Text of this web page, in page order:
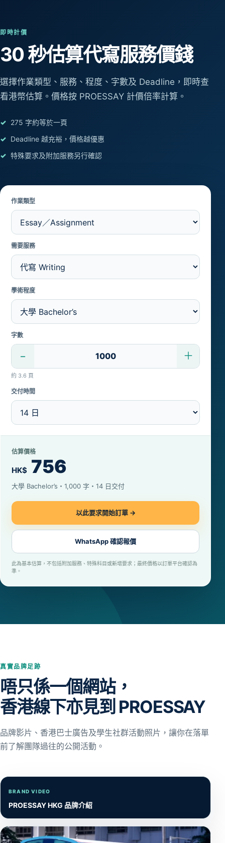
即時計價
30 秒估算代寫服務價錢
選擇作業類型、服務、程度、字數及 Deadline，即時查
看港幣估算。價格按 PROESSAY 計價倍率計算。
275 字約等於一頁
Deadline 越充裕，價格越優惠
特殊要求及附加服務另行確認
作業類型
需要服務
學術程度
字數
− ＋
約 3.6 頁
交付時間
估算價格
HK$ 756
大學 Bachelor’s・1,000 字・14 日交付
以此要求開始訂單 →
WhatsApp 確認報價
此為基本估算，不包括附加服務、特殊科目或新增要求；最終價格以訂單平台確認為
準。
真實品牌足跡
唔只係一個網站，
香港線下亦見到 PROESSAY
品牌影片、香港巴士廣告及學生社群活動照片，讓你在落單
前了解團隊過往的公開活動。
BRAND VIDEO
PROESSAY HKG 品牌介紹